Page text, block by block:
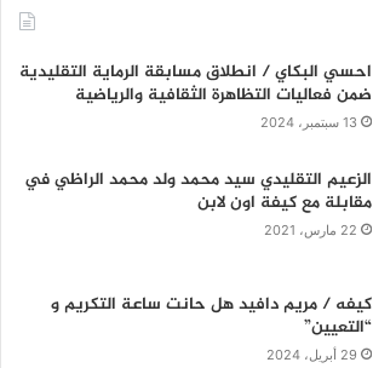
احسي البكاي / انطلاق مسابقة الرماية التقليدية
ضمن فعاليات التظاهرة الثقافية والرياضية
13 سبتمبر، 2024
الزعيم التقليدي سيد محمد ولد محمد الراظي في
مقابلة مع كيفة اون لابن
22 مارس، 2021
كيفه / مريم دافيد هل حانت ساعة التكريم و
“التعيين”
29 أبريل، 2024